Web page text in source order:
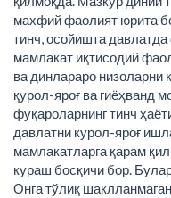
махфий фаолият юрита
тинч, осойишта
мамлакат иқтисодий
ва динлараро низоларни
қурол-яроғ ва гиёҳванд
фуқароларнинг тинч
давлатни курол-яроғ
мамлакатларга қарам
кураш босқичи бор.
Онга тўлиқ